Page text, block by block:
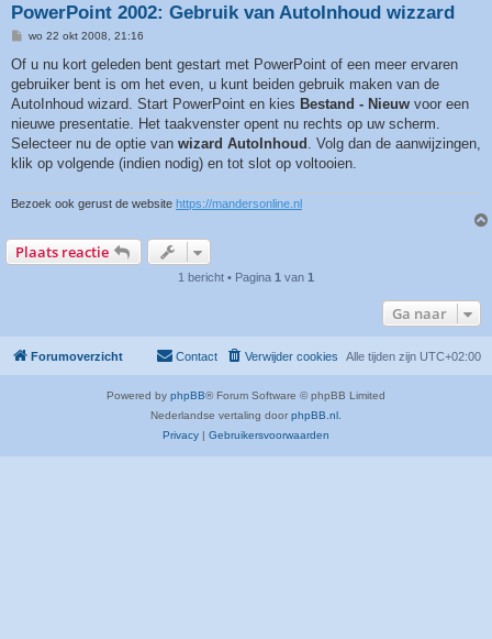
PowerPoint 2002: Gebruik van AutoInhoud wizzard
B
r
c
h
wo 22 okt 2008, 21:16
Of u nu kort geleden bent gestart met PowerPoint of een meer ervaren
gebruiker bent is om het even, u kunt beiden gebruik maken van de
AutoInhoud wizard. Start PowerPoint en kies Bestand - Nieuw voor een
nieuwe presentatie. Het taakvenster opent nu rechts op uw scherm.
Selecteer nu de optie van wizard AutoInhoud . Volg dan de aanwijzingen,
klik op volgende (indien nodig) en tot slot op voltooien.
Bezoek ook gerust de website https://mandersonline.nl
Plaats reactie
1 bericht • Pagina 1 van 1
Ga naar
Forumoverzicht Alle tijden zijn UTC+02:00
Verwijder cookies
Contact
Powered by phpBB® Forum Software © phpBB Limited
Nederlandse vertaling door phpBB.nl.
Privacy | Gebruikersvoorwaarden